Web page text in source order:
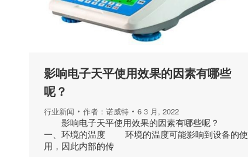
影响电子天平使用效果的因素有哪些
呢？
行业新闻 作者： 诺威特 6 3 月, 2022
影响电子天平使用效果的因素有哪些呢？
一、环境的温度 环境的温度可能影响到设备的使
用，因此内部的传